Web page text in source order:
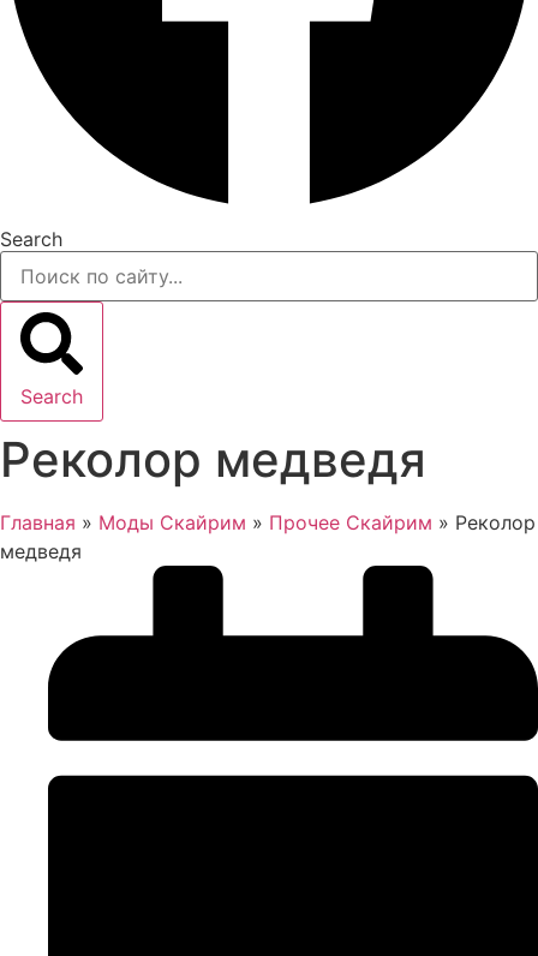
Search
Search
Реколор медведя
Главная » Моды Скайрим » Прочее Скайрим » Реколор
медведя